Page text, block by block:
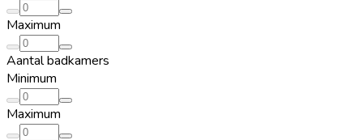
Maximum
Aantal badkamers
Minimum
Maximum